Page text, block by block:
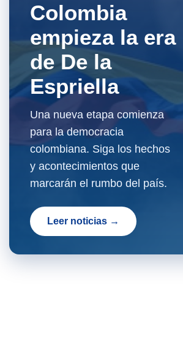
Colombia
empieza la era
de De la
Espriella
Una nueva etapa comienza
para la democracia
colombiana. Siga los hechos
y acontecimientos que
marcarán el rumbo del país.
Leer noticias →